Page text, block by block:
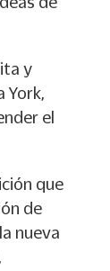
y
York,
el
que
de
nueva